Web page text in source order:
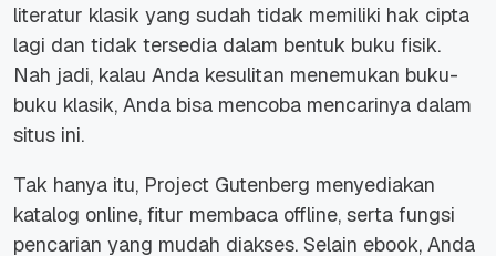
literatur klasik yang sudah tidak memiliki hak cipta
lagi dan tidak tersedia dalam bentuk buku fisik.
Nah jadi, kalau Anda kesulitan menemukan buku-
buku klasik, Anda bisa mencoba mencarinya dalam
situs ini.
Tak hanya itu, Project Gutenberg menyediakan
katalog online, fitur membaca offline, serta fungsi
pencarian yang mudah diakses. Selain ebook, Anda